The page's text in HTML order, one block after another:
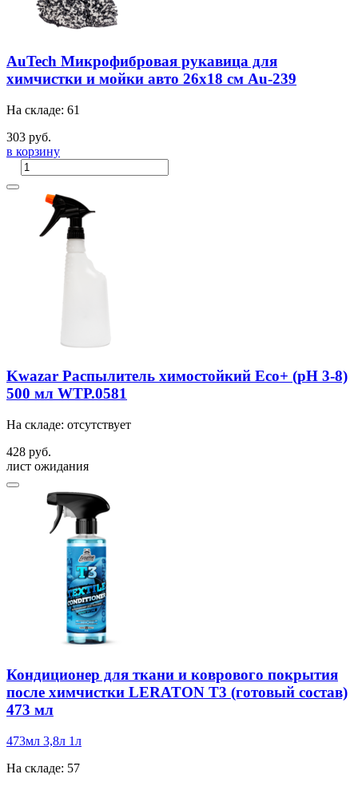
AuTech Микрофибровая рукавица для
химчистки и мойки авто 26х18 см Au-239
На складе: 61
303 руб.
в корзину
Kwazar Распылитель химостойкий Eco+ (pH 3-8)
500 мл WTP.0581
На складе: отсутствует
428 руб.
лист ожидания
Кондиционер для ткани и коврового покрытия
после химчистки LERATON T3 (готовый состав)
473 мл
473мл 3,8л 1л
На складе: 57